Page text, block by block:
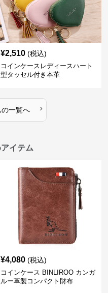
¥2,510 (税込)
コインケースレディースハート
型タッセル付き本革
一覧へ ›
イテム
¥4,080 (税込)
コインケース BINLIROO カンガ
ルー革製コンパクト財布